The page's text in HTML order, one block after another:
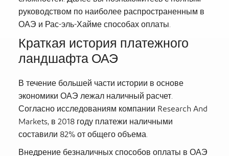
руководством по наиболее распространенным в
ОАЭ и Рас-эль-Хайме способах оплаты.
Краткая история платежного
ландшафта ОАЭ
В течение большей части истории в основе
экономики ОАЭ лежал наличный расчет.
Согласно исследованиям компании Research And
Markets, в 2018 году платежи наличными
составили 82% от общего объема.
Внедрение безналичных способов оплаты в ОАЭ